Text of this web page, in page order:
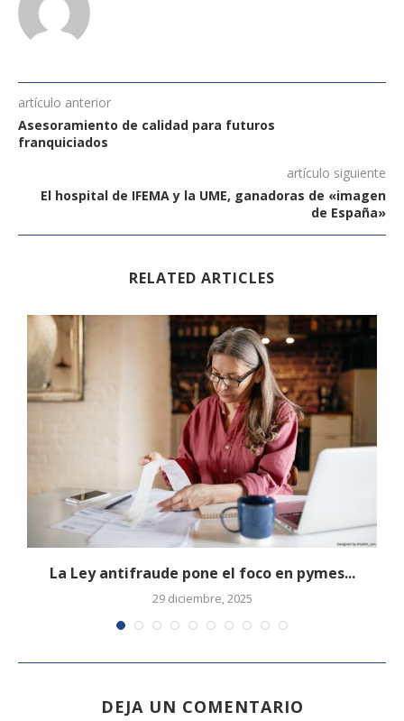
artículo anterior
Asesoramiento de calidad para futuros
franquiciados
artículo siguiente
El hospital de IFEMA y la UME, ganadoras de «imagen
de España»
RELATED ARTICLES
La Ley antifraude pone el foco en pymes...
29 diciembre, 2025
DEJA UN COMENTARIO